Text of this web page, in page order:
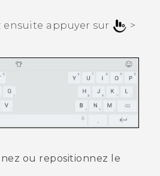
ensuite appuyer sur
>
ou repositionnez le